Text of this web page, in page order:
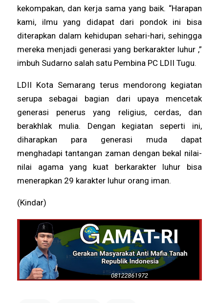
kekompakan, dan kerja sama yang baik. “Harapan
kami, ilmu yang didapat dari pondok ini bisa
diterapkan dalam kehidupan sehari-hari, sehingga
mereka menjadi generasi yang berkarakter luhur ,”
imbuh Sudarno salah satu Pembina PC LDII Tugu.
LDII Kota Semarang terus mendorong kegiatan
serupa sebagai bagian dari upaya mencetak
generasi penerus yang religius, cerdas, dan
berakhlak mulia. Dengan kegiatan seperti ini,
diharapkan para generasi muda dapat
menghadapi tantangan zaman dengan bekal nilai-
nilai agama yang kuat berkarakter luhur bisa
menerapkan 29 karakter luhur orang iman.
(Kindar)